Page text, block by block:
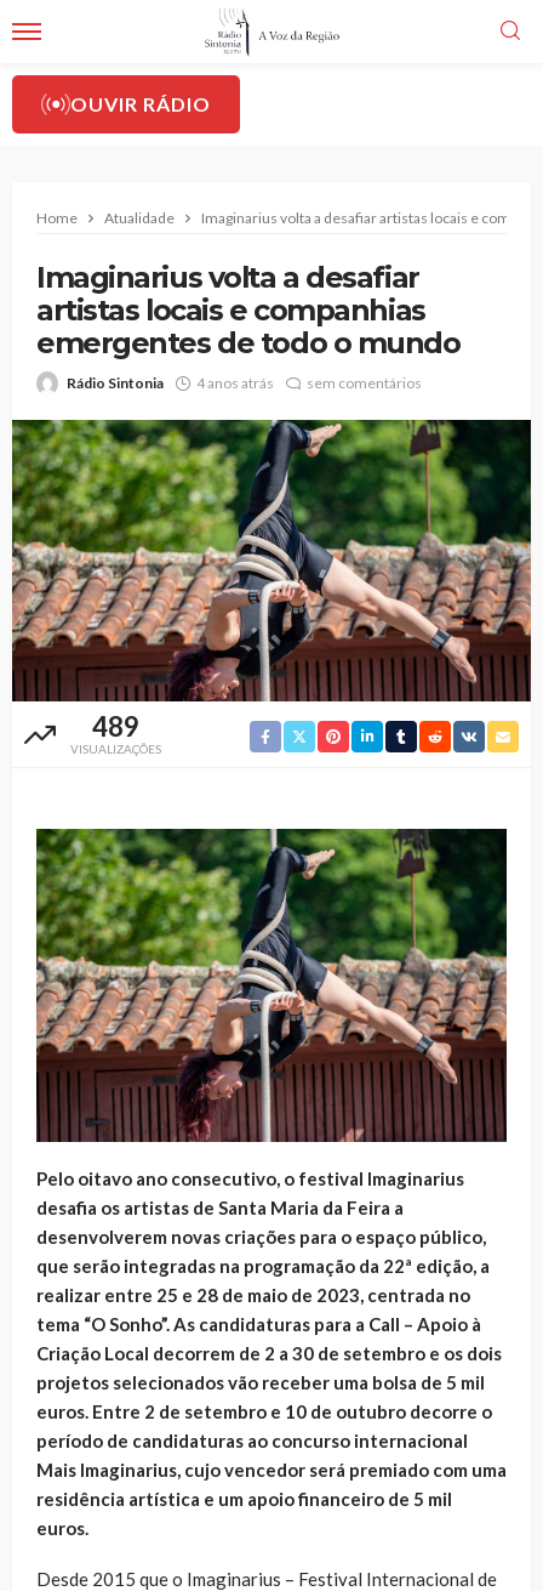
OUVIR RÁDIO
Home Atualidade Imaginarius volta a desafiar artistas locais e
Imaginarius volta a desafiar
artistas locais e companhias
emergentes de todo o mundo
Rádio Sintonia 4 anos atrás sem comentários
489
VISUALIZAÇÕES
Pelo oitavo ano consecutivo, o festival Imaginarius
desafia os artistas de Santa Maria da Feira a
desenvolverem novas criações para o espaço público,
que serão integradas na programação da 22ª edição, a
realizar entre 25 e 28 de maio de 2023, centrada no
tema “O Sonho”. As candidaturas para a Call – Apoio à
Criação Local decorrem de 2 a 30 de setembro e os dois
projetos selecionados vão receber uma bolsa de 5 mil
euros. Entre 2 de setembro e 10 de outubro decorre o
período de candidaturas ao concurso internacional
Mais Imaginarius, cujo vencedor será premiado com uma
residência artística e um apoio financeiro de 5 mil
euros.
Desde 2015 que o Imaginarius – Festival Internacional de